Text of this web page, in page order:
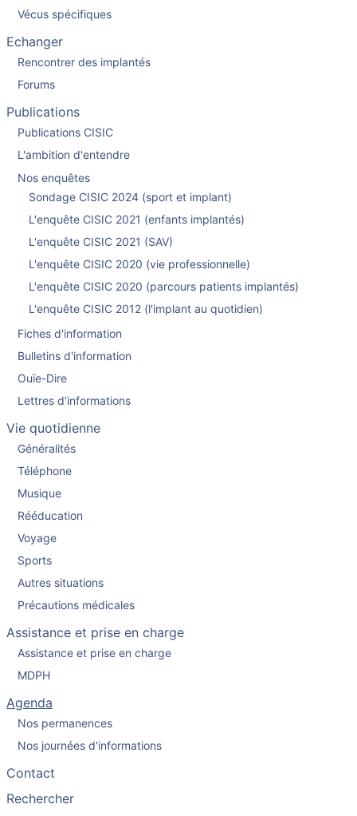
Vécus spécifiques
Echanger
Rencontrer des implantés
Forums
Publications
Publications CISIC
L'ambition d'entendre
Nos enquêtes
Sondage CISIC 2024 (sport et implant)
L'enquête CISIC 2021 (enfants implantés)
L'enquête CISIC 2021 (SAV)
L'enquête CISIC 2020 (vie professionnelle)
L'enquête CISIC 2020 (parcours patients implantés)
L'enquête CISIC 2012 (l'implant au quotidien)
Fiches d'information
Bulletins d'information
Ouïe-Dire
Lettres d'informations
Vie quotidienne
Généralités
Téléphone
Musique
Rééducation
Voyage
Sports
Autres situations
Précautions médicales
Assistance et prise en charge
Assistance et prise en charge
MDPH
Agenda
Nos permanences
Nos journées d'informations
Contact
Rechercher